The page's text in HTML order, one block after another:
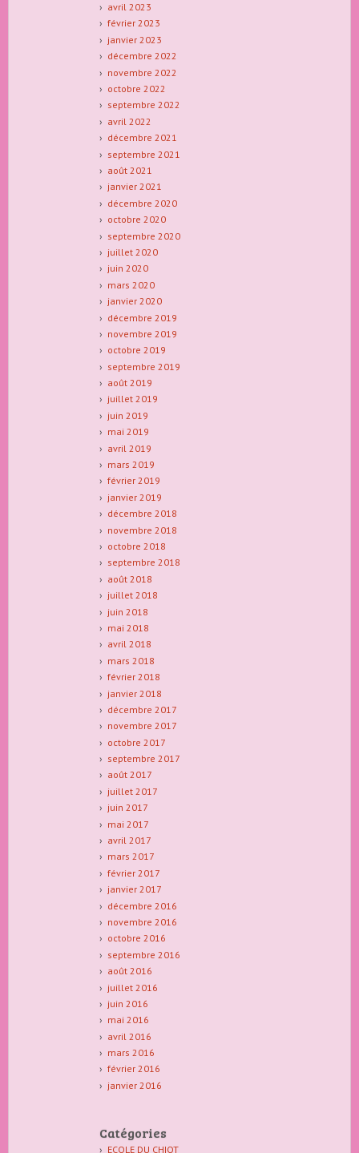
avril 2023
février 2023
janvier 2023
décembre 2022
novembre 2022
octobre 2022
septembre 2022
avril 2022
décembre 2021
septembre 2021
août 2021
janvier 2021
décembre 2020
octobre 2020
septembre 2020
juillet 2020
juin 2020
mars 2020
janvier 2020
décembre 2019
novembre 2019
octobre 2019
septembre 2019
août 2019
juillet 2019
juin 2019
mai 2019
avril 2019
mars 2019
février 2019
janvier 2019
décembre 2018
novembre 2018
octobre 2018
septembre 2018
août 2018
juillet 2018
juin 2018
mai 2018
avril 2018
mars 2018
février 2018
janvier 2018
décembre 2017
novembre 2017
octobre 2017
septembre 2017
août 2017
juillet 2017
juin 2017
mai 2017
avril 2017
mars 2017
février 2017
janvier 2017
décembre 2016
novembre 2016
octobre 2016
septembre 2016
août 2016
juillet 2016
juin 2016
mai 2016
avril 2016
mars 2016
février 2016
janvier 2016
Catégories
ECOLE DU CHIOT